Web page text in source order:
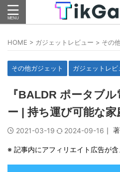
HOME > ガジェットレビュー > その
その他ガジェット ガジェットレビ
『BALDR ポータブ
ー | 持ち運び可能な家
2021-03-19 2024-09-16 ｜
※ 記事内にアフィリエイト広告が